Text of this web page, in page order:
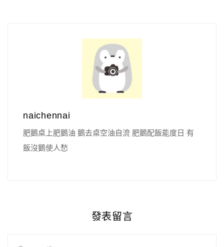
naichennai
肥鵝桌上肥鵝油 鵝去桌空油自流 肥鵝配飯能度日 有
飯沒鵝使人愁
發表留言